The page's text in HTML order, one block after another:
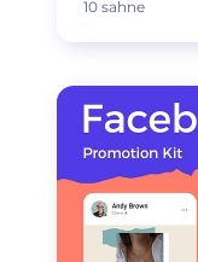
10 sahne